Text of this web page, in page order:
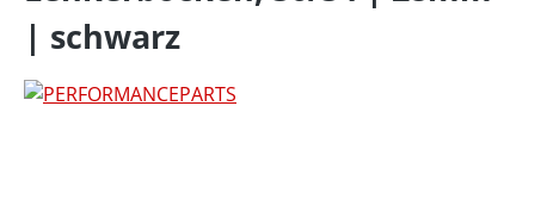
| schwarz